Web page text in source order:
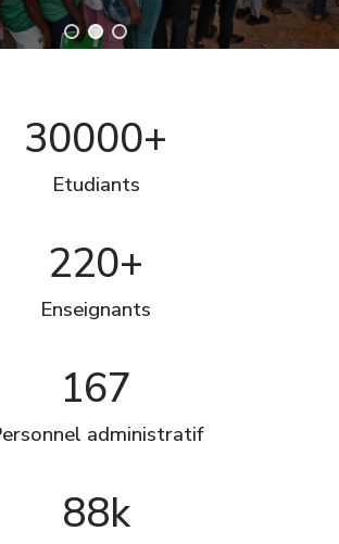
30000+
Etudiants
220+
Enseignants
167
administratif
88k